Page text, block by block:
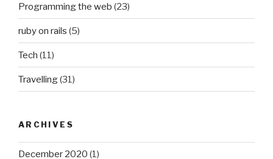
Programming the web (23)
ruby on rails (5)
Tech (11)
Travelling(31)
ARCHIVES
December 2020 (1)